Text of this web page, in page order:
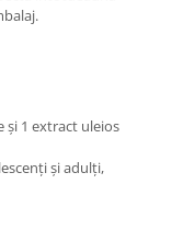
și 1 extract uleios
și adulți,